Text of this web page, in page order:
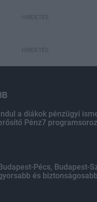
HIRDETÉS
HIRDETÉS
a diákok pénzügyi
Pénz7
Pécs, Budapest-
és